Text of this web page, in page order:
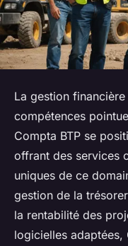
La gestion
compétences
Compta BTP se
offrant des services
uniques de ce
gestion de la
la rentabilité des
logicielles adaptées,